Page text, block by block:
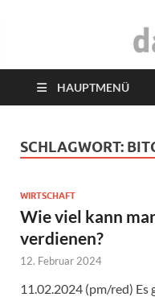
das
HAUPTMENÜ
SCHLAGWORT:
WIRTSCHAFT
Wie viel kann
verdienen?
12. Februar 2024
11.02.2024 (pm/red)